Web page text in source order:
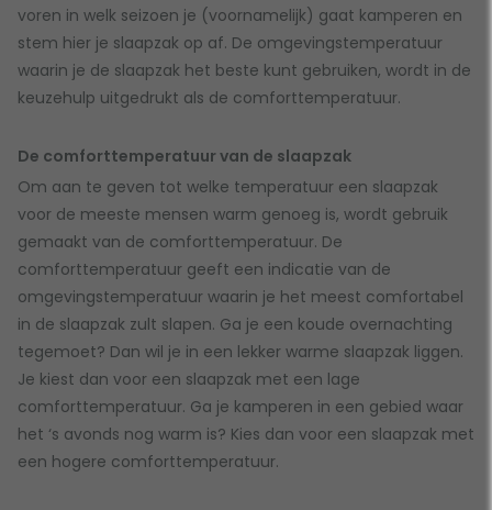
voren in welk seizoen je (voornamelijk) gaat kamperen en
stem hier je slaapzak op af. De omgevingstemperatuur
waarin je de slaapzak het beste kunt gebruiken, wordt in de
keuzehulp uitgedrukt als de comforttemperatuur.
De comforttemperatuur van de slaapzak
Om aan te geven tot welke temperatuur een slaapzak
voor de meeste mensen warm genoeg is, wordt gebruik
gemaakt van de comforttemperatuur. De
comforttemperatuur geeft een indicatie van de
omgevingstemperatuur waarin je het meest comfortabel
in de slaapzak zult slapen. Ga je een koude overnachting
tegemoet? Dan wil je in een lekker warme slaapzak liggen.
Je kiest dan voor een slaapzak met een lage
comforttemperatuur. Ga je kamperen in een gebied waar
het ‘s avonds nog warm is? Kies dan voor een slaapzak met
een hogere comforttemperatuur.